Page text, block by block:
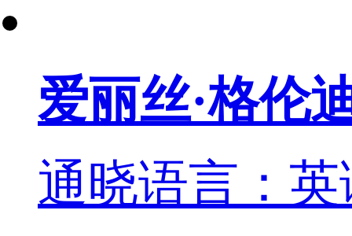
爱丽丝·格伦
通晓语言：英